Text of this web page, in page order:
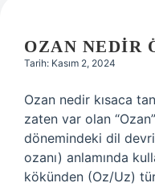
OZAN NEDIR
Tarih: Kasım 2, 2024
Ozan nedir kısaca
zaten var olan
dönemindeki dil
ozanı) anlamında
kökünden (Oz/Uz)